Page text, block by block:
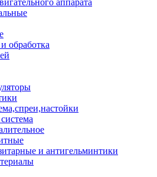
аппарата
обработка
и антигельминтики